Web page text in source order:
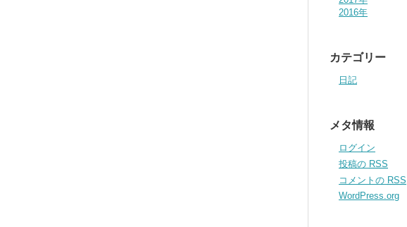
2016年
カテゴリー
日記
メタ情報
ログイン
投稿の RSS
コメントの RSS
WordPress.org